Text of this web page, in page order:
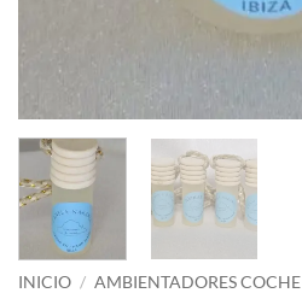
INICIO / AMBIENTADORES COCHE